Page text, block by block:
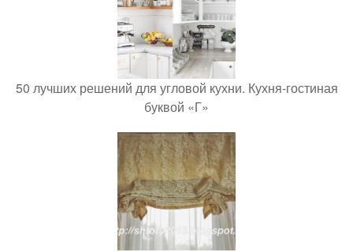
50 лучших решений для угловой кухни. Кухня-гостиная
буквой «Г»